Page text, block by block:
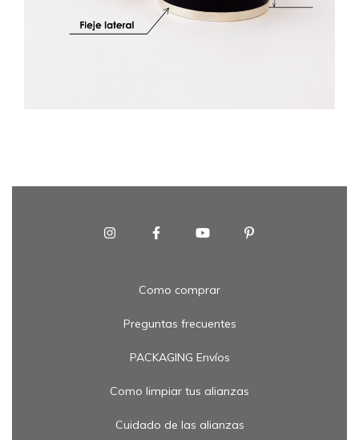
Como comprar
Preguntas frecuentes
PACKAGING Envíos
Como limpiar tus alianzas
Cuidado de las alianzas